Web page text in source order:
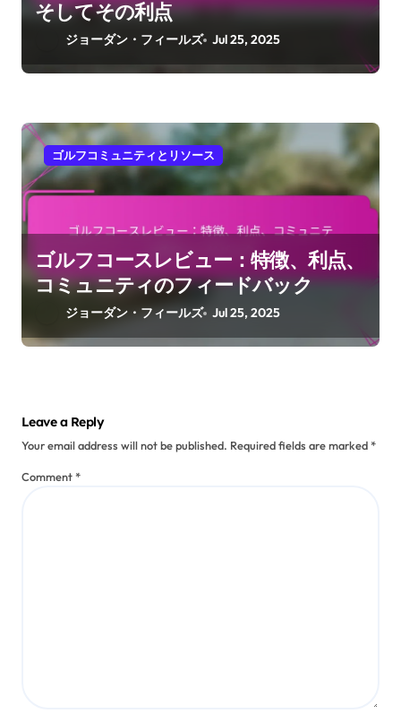
そしてその利点
ジョーダン・フィールズ Jul 25, 2025
ゴルフコミュニティとリソース
ゴルフコースレビュー：特徴、利点、
コミュニティのフィードバック
ジョーダン・フィールズ Jul 25, 2025
Leave a Reply
Your email address will not be published. Required fields are marked*
Comment*